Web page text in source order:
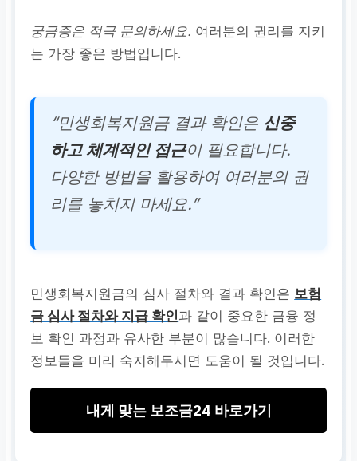
궁금증은 적극 문의하세요. 여러분의 권리를 지키
는 가장 좋은 방법입니다.
“민생회복지원금 결과 확인은 신중
하고 체계적인 접근이 필요합니다.
다양한 방법을 활용하여 여러분의 권
리를 놓치지 마세요.”
민생회복지원금의 심사 절차와 결과 확인은 보험
금 심사 절차와 지급 확인과 같이 중요한 금융 정
보 확인 과정과 유사한 부분이 많습니다. 이러한
정보들을 미리 숙지해두시면 도움이 될 것입니다.
내게 맞는 보조금24 바로가기